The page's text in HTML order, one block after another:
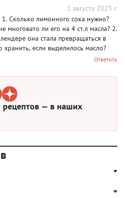
1 августа 2023 г.
Сколько лимонного сока нужно?
многовато ли его на 4 ст.л масла? 2.
она стала превращаться в
хранить, если выделилось масло?
Ответить
— в наших